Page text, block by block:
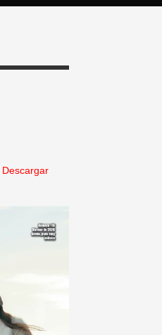
Descargar